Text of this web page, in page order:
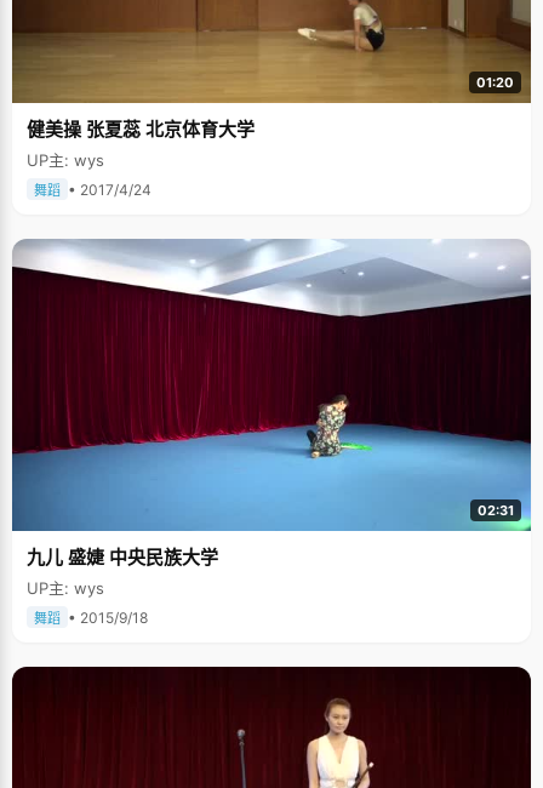
01:20
健美操 张夏蕊 北京体育大学
UP主: wys
舞蹈 • 2017/4/24
02:31
九儿 盛婕 中央民族大学
UP主: wys
舞蹈 • 2015/9/18